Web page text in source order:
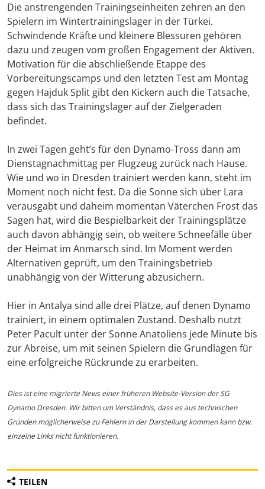
Die anstrengenden Trainingseinheiten zehren an den
Spielern im Wintertrainingslager in der Türkei.
Schwindende Kräfte und kleinere Blessuren gehören
dazu und zeugen vom großen Engagement der Aktiven.
Motivation für die abschließende Etappe des
Vorbereitungscamps und den letzten Test am Montag
gegen Hajduk Split gibt den Kickern auch die Tatsache,
dass sich das Trainingslager auf der Zielgeraden
befindet.
In zwei Tagen geht’s für den Dynamo-Tross dann am
Dienstagnachmittag per Flugzeug zurück nach Hause.
Wie und wo in Dresden trainiert werden kann, steht im
Moment noch nicht fest. Da die Sonne sich über Lara
verausgabt und daheim momentan Väterchen Frost das
Sagen hat, wird die Bespielbarkeit der Trainingsplätze
auch davon abhängig sein, ob weitere Schneefälle über
der Heimat im Anmarsch sind. Im Moment werden
Alternativen geprüft, um den Trainingsbetrieb
unabhängig von der Witterung abzusichern.
Hier in Antalya sind alle drei Plätze, auf denen Dynamo
trainiert, in einem optimalen Zustand. Deshalb nutzt
Peter Pacult unter der Sonne Anatoliens jede Minute bis
zur Abreise, um mit seinen Spielern die Grundlagen für
eine erfolgreiche Rückrunde zu erarbeiten.
Dies ist eine migrierte News einer früheren Website-Version der SG
Dynamo Dresden. Wir bitten um Verständnis, dass es aus technischen
Gründen möglicherweise zu Fehlern in der Darstellung kommen kann bzw.
einzelne Links nicht funktionieren.
TEILEN